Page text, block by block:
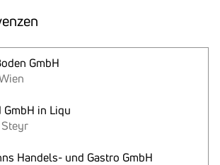
GmbH
GmbH in Liqu
Handels- und Gastro GmbH